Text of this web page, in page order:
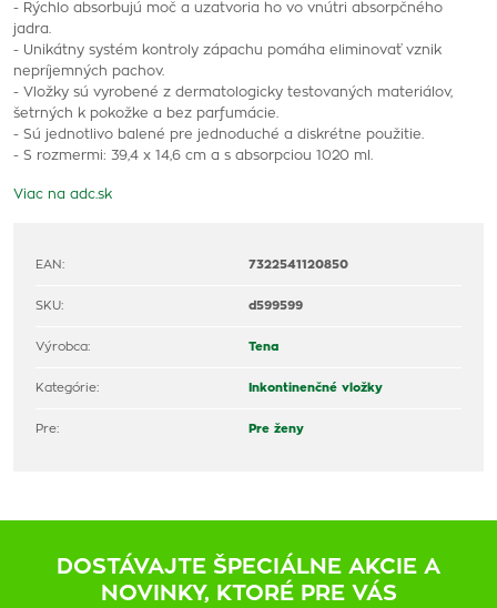
- Rýchlo absorbujú moč a uzatvoria ho vo vnútri absorpčného
jadra.
- Unikátny systém kontroly zápachu pomáha eliminovať vznik
nepríjemných pachov.
- Vložky sú vyrobené z dermatologicky testovaných materiálov,
šetrných k pokožke a bez parfumácie.
- Sú jednotlivo balené pre jednoduché a diskrétne použitie.
- S rozmermi: 39,4 x 14,6 cm a s absorpciou 1020 ml.
Viac na adc.sk
EAN: 7322541120850
SKU: d599599
Výrobca: Tena
Kategórie: Inkontinenčné vložky
Pre: Pre ženy
DOSTÁVAJTE ŠPECIÁLNE AKCIE A
NOVINKY, KTORÉ PRE VÁS